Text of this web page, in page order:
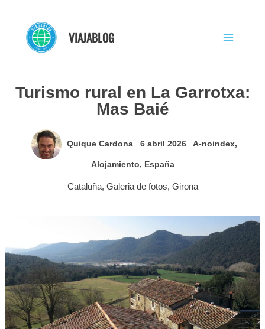
contenido
VIAJABLOG
Turismo rural en La Garrotxa:
Mas Baié
Quique Cardona 6 abril 2026 A-noindex,
Alojamiento, España
Cataluña, Galeria de fotos, Girona